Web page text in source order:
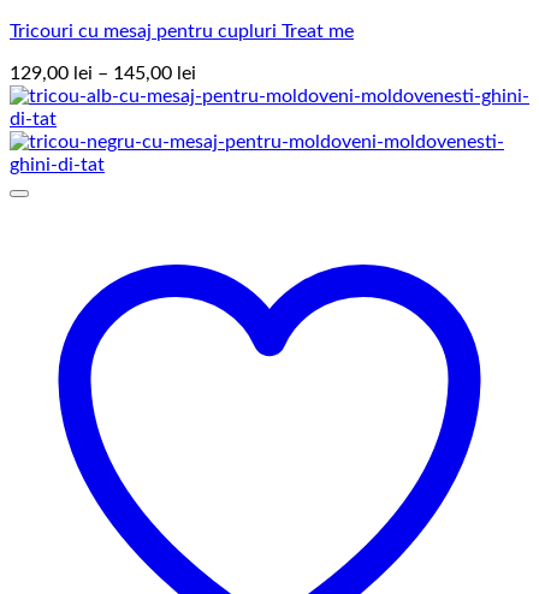
Tricouri cu mesaj pentru cupluri Treat me
129,00 lei – 145,00 lei
de
129,00 lei